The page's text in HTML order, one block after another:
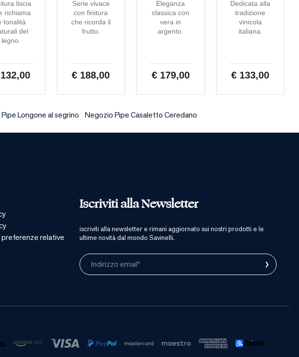
liscia
richiama
tonalità
del
legno.
Serie vivace
con finitura
che ricorda il
frutto.
€ 188,00
Eleganza
classica con
vera in
argento.
€ 179,00
Dedicata alla
tradizione
vinicola
italiana.
€ 133,00
Longone al segrino
Negozio Pipe Casaletto Ceredano
Iscriviti alla Newsletter
iscriviti alla newsletter e rimani aggiornato sui nostri prodotti e le
ultime novità dal mondo Savinelli.
Indirizzo email* ›
relative